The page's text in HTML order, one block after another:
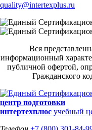
quality@intertexplus.ru
Вся
информационный
публичной офертой,
Гражданского
центр подготовки
интертехплюс учебный